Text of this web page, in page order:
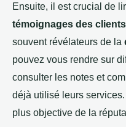
Ensuite, il est crucial de
témoignages des clients
souvent révélateurs de la
pouvez vous rendre sur
consulter les notes et
déjà utilisé leurs
plus objective de la